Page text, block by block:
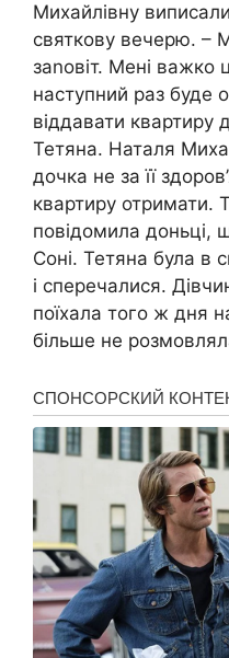
Михайлівну
святкову вечерю. –
заnовіт. Мені вaжко
наступний раз буде
віддавати квартиру
Тетяна. Наталя
дочка не за її
квартиру отримати.
повідомила доньці,
Соні. Тетяна була в
і спеpечалися.
поїхала того ж дня
більше не